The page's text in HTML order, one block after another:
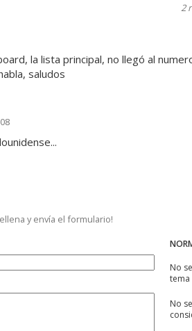
2
la lista principal, no llegó al
saludos
y envía el formulario!
No
tema
No